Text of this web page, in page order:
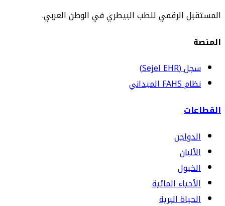
المستقبل الرقمي للطب البيطري في الوطن العربي.
المنصة
سجل (Sejel EHR)
نظام FAHS الميداني
القطاعات
الدواجن
الألبان
الخيول
الأحياء المائية
الحياة البرية